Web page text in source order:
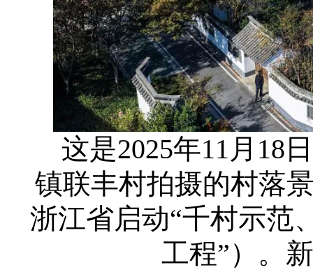
这是2025年11月18
镇联丰村拍摄的村落
浙江省启动“千村示范
工程”）。